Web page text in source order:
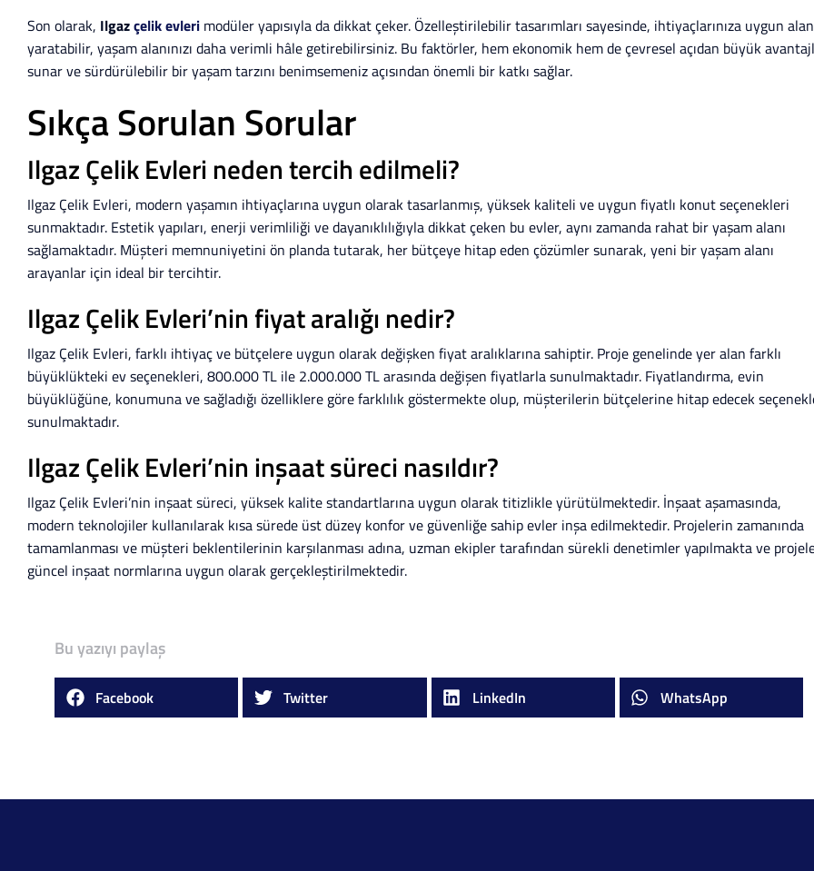
Son olarak, Ilgazçelik evleri modüler yapısıyla da dikkat çeker. Özelleştirilebilir tasarımları sayesinde, ihtiyaçlarınıza uygun
yaratabilir, yaşam alanınızı daha verimli hâle getirebilirsiniz. Bu faktörler, hem ekonomik hem de çevresel açıdan büyük
sunar ve sürdürülebilir bir yaşam tarzını benimsemeniz açısından önemli bir katkı sağlar.
Sıkça Sorulan Sorular
Ilgaz Çelik Evleri neden tercih edilmeli?
Ilgaz Çelik Evleri, modern yaşamın ihtiyaçlarına uygun olarak tasarlanmış, yüksek kaliteli ve uygun fiyatlı konut seçenekleri
sunmaktadır. Estetik yapıları, enerji verimliliği ve dayanıklılığıyla dikkat çeken bu evler, aynı zamanda rahat bir yaşam alanı
sağlamaktadır. Müşteri memnuniyetini ön planda tutarak, her bütçeye hitap eden çözümler sunarak, yeni bir yaşam alanı
arayanlar için ideal bir tercihtir.
Ilgaz Çelik Evleri’nin fiyat aralığı nedir?
Ilgaz Çelik Evleri, farklı ihtiyaç ve bütçelere uygun olarak değişken fiyat aralıklarına sahiptir. Proje genelinde yer alan farklı
büyüklükteki ev seçenekleri, 800.000 TL ile 2.000.000 TL arasında değişen fiyatlarla sunulmaktadır. Fiyatlandırma, evin
büyüklüğüne, konumuna ve sağladığı özelliklere göre farklılık göstermekte olup, müşterilerin bütçelerine hitap edecek
sunulmaktadır.
Ilgaz Çelik Evleri’nin inşaat süreci nasıldır?
Ilgaz Çelik Evleri’nin inşaat süreci, yüksek kalite standartlarına uygun olarak titizlikle yürütülmektedir. İnşaat aşamasında,
modern teknolojiler kullanılarak kısa sürede üst düzey konfor ve güvenliğe sahip evler inşa edilmektedir. Projelerin zamanında
tamamlanması ve müşteri beklentilerinin karşılanması adına, uzman ekipler tarafından sürekli denetimler yapılmakta ve
güncel inşaat normlarına uygun olarak gerçekleştirilmektedir.
Bu yazıyı paylaş
Facebook Twitter LinkedIn WhatsApp